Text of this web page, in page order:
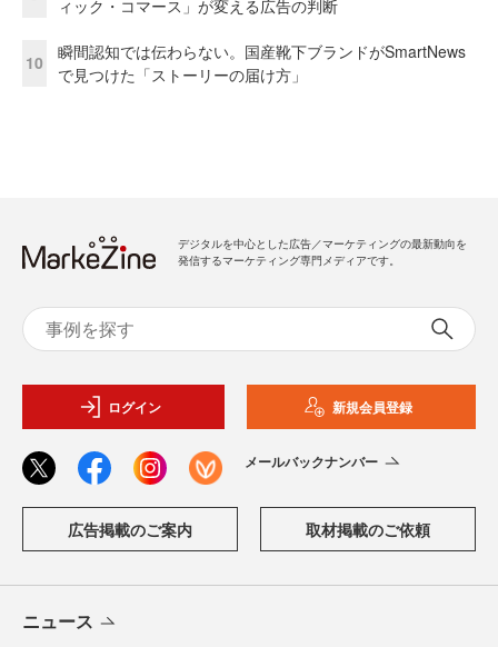
ィック・コマース」が変える広告の判断
10
瞬間認知では伝わらない。国産靴下ブランドがSmartNews
で見つけた「ストーリーの届け方」
デジタルを中心とした広告／マーケティングの最新動向を
発信するマーケティング専門メディアです。
ログイン 新規会員登録
メールバックナンバー
広告掲載のご案内 取材掲載のご依頼
ニュース